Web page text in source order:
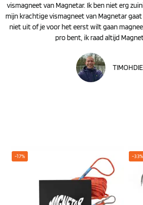
vismagneet van Magnetar. Ik ben niet erg
mijn krachtige vismagneet van Magnetar
niet uit of je voor het eerst wilt gaan
pro bent, ik raad altijd
TIMOHDIE
-17% -33%